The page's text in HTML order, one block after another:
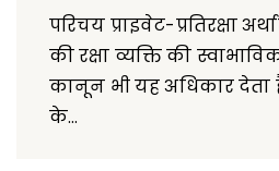
परिचय प्राइवेट-प्रतिरक्षा
की रक्षा व्यक्ति की
कानून भी यह अधिकार देता
के...